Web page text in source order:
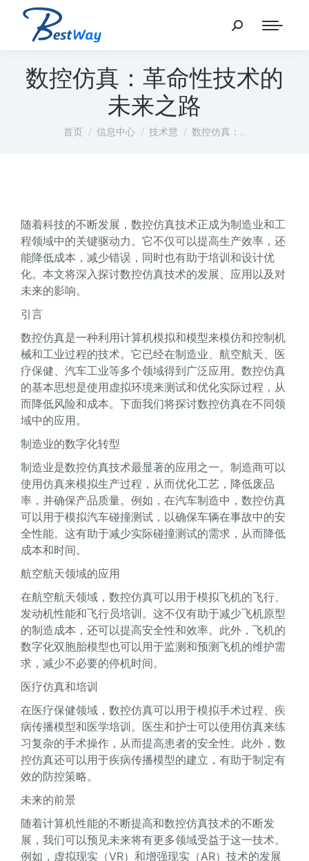
数控仿真：革命性技术的
未来之路
您在这里：
首页 信息中心 技术慧 数控仿真：…
随着科技的不断发展，数控仿真技术正成为制造业和工
程领域中的关键驱动力。它不仅可以提高生产效率，还
能降低成本，减少错误，同时也有助于培训和设计优
化。本文将深入探讨数控仿真技术的发展、应用以及对
未来的影响。
引言
数控仿真是一种利用计算机模拟和模型来模仿和控制机
械和工业过程的技术。它已经在制造业、航空航天、医
疗保健、汽车工业等多个领域得到广泛应用。数控仿真
的基本思想是使用虚拟环境来测试和优化实际过程，从
而降低风险和成本。下面我们将探讨数控仿真在不同领
域中的应用。
制造业的数字化转型
制造业是数控仿真技术最显著的应用之一。制造商可以
使用仿真来模拟生产过程，从而优化工艺，降低废品
率，并确保产品质量。例如，在汽车制造中，数控仿真
可以用于模拟汽车碰撞测试，以确保车辆在事故中的安
全性能。这有助于减少实际碰撞测试的需求，从而降低
成本和时间。
航空航天领域的应用
在航空航天领域，数控仿真可以用于模拟飞机的飞行、
发动机性能和飞行员培训。这不仅有助于减少飞机原型
的制造成本，还可以提高安全性和效率。此外，飞机的
数字化双胞胎模型也可以用于监测和预测飞机的维护需
求，减少不必要的停机时间。
医疗仿真和培训
在医疗保健领域，数控仿真可以用于模拟手术过程、疾
病传播模型和医学培训。医生和护士可以使用仿真来练
习复杂的手术操作，从而提高患者的安全性。此外，数
控仿真还可以用于疾病传播模型的建立，有助于制定有
效的防控策略。
未来的前景
随着计算机性能的不断提高和数控仿真技术的不断发
展，我们可以预见未来将有更多领域受益于这一技术。
例如，虚拟现实（VR）和增强现实（AR）技术的发展